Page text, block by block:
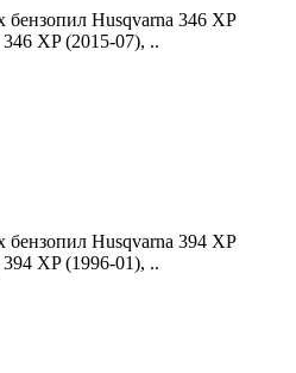
бензопил Husqvarna 346 XP
XP (2015-07), ..
бензопил Husqvarna 394 XP
XP (1996-01), ..